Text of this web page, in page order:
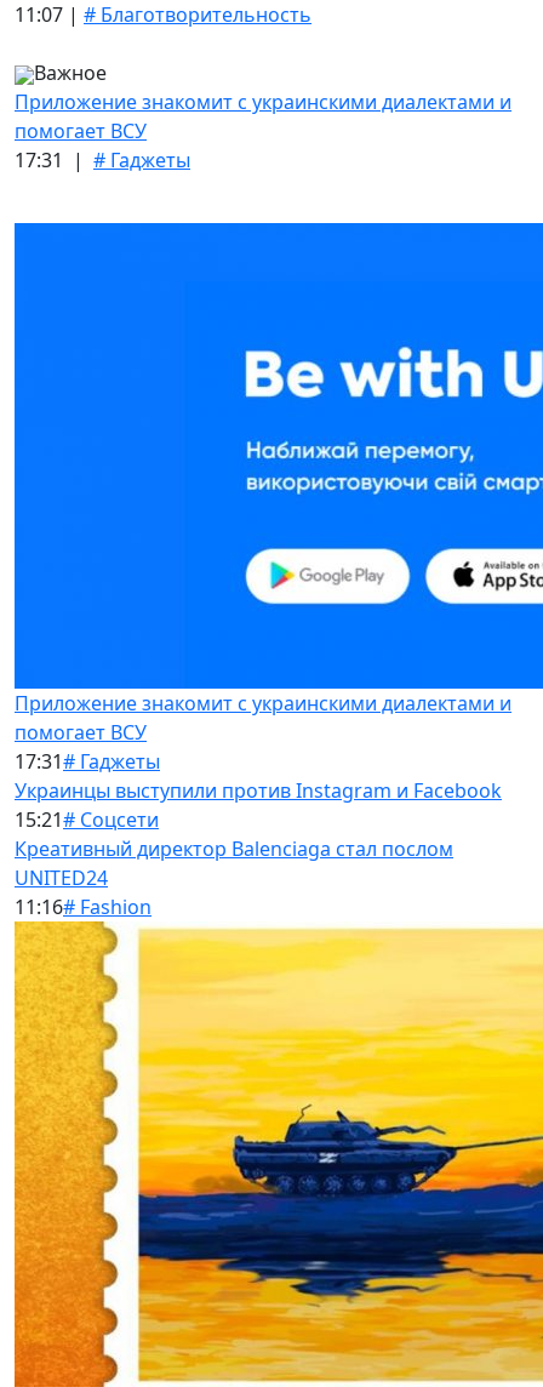
11:07 | # Благотворительность
Важное
Приложение знакомит с украинскими диалектами и
помогает ВСУ
17:31 | # Гаджеты
Приложение знакомит с украинскими диалектами и
помогает ВСУ
17:31# Гаджеты
Украинцы выступили против Instagram и Facebook
15:21# Соцсети
Креативный директор Balenciaga стал послом
UNITED24
11:16# Fashion